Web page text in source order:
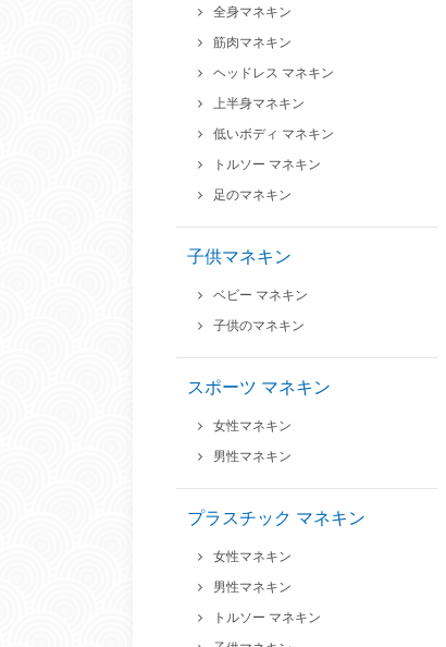
全身マネキン
筋肉マネキン
ヘッドレス マネキン
上半身マネキン
低いボディ マネキン
トルソー マネキン
足のマネキン
子供マネキン
ベビー マネキン
子供のマネキン
スポーツ マネキン
女性マネキン
男性マネキン
プラスチック マネキン
女性マネキン
男性マネキン
トルソー マネキン